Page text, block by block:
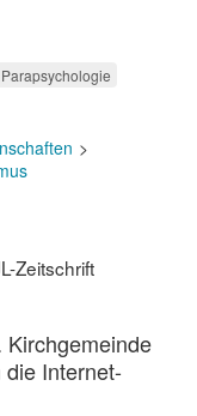
Parapsychologie
Zeitschrift
Kirchgemeinde
Internet-